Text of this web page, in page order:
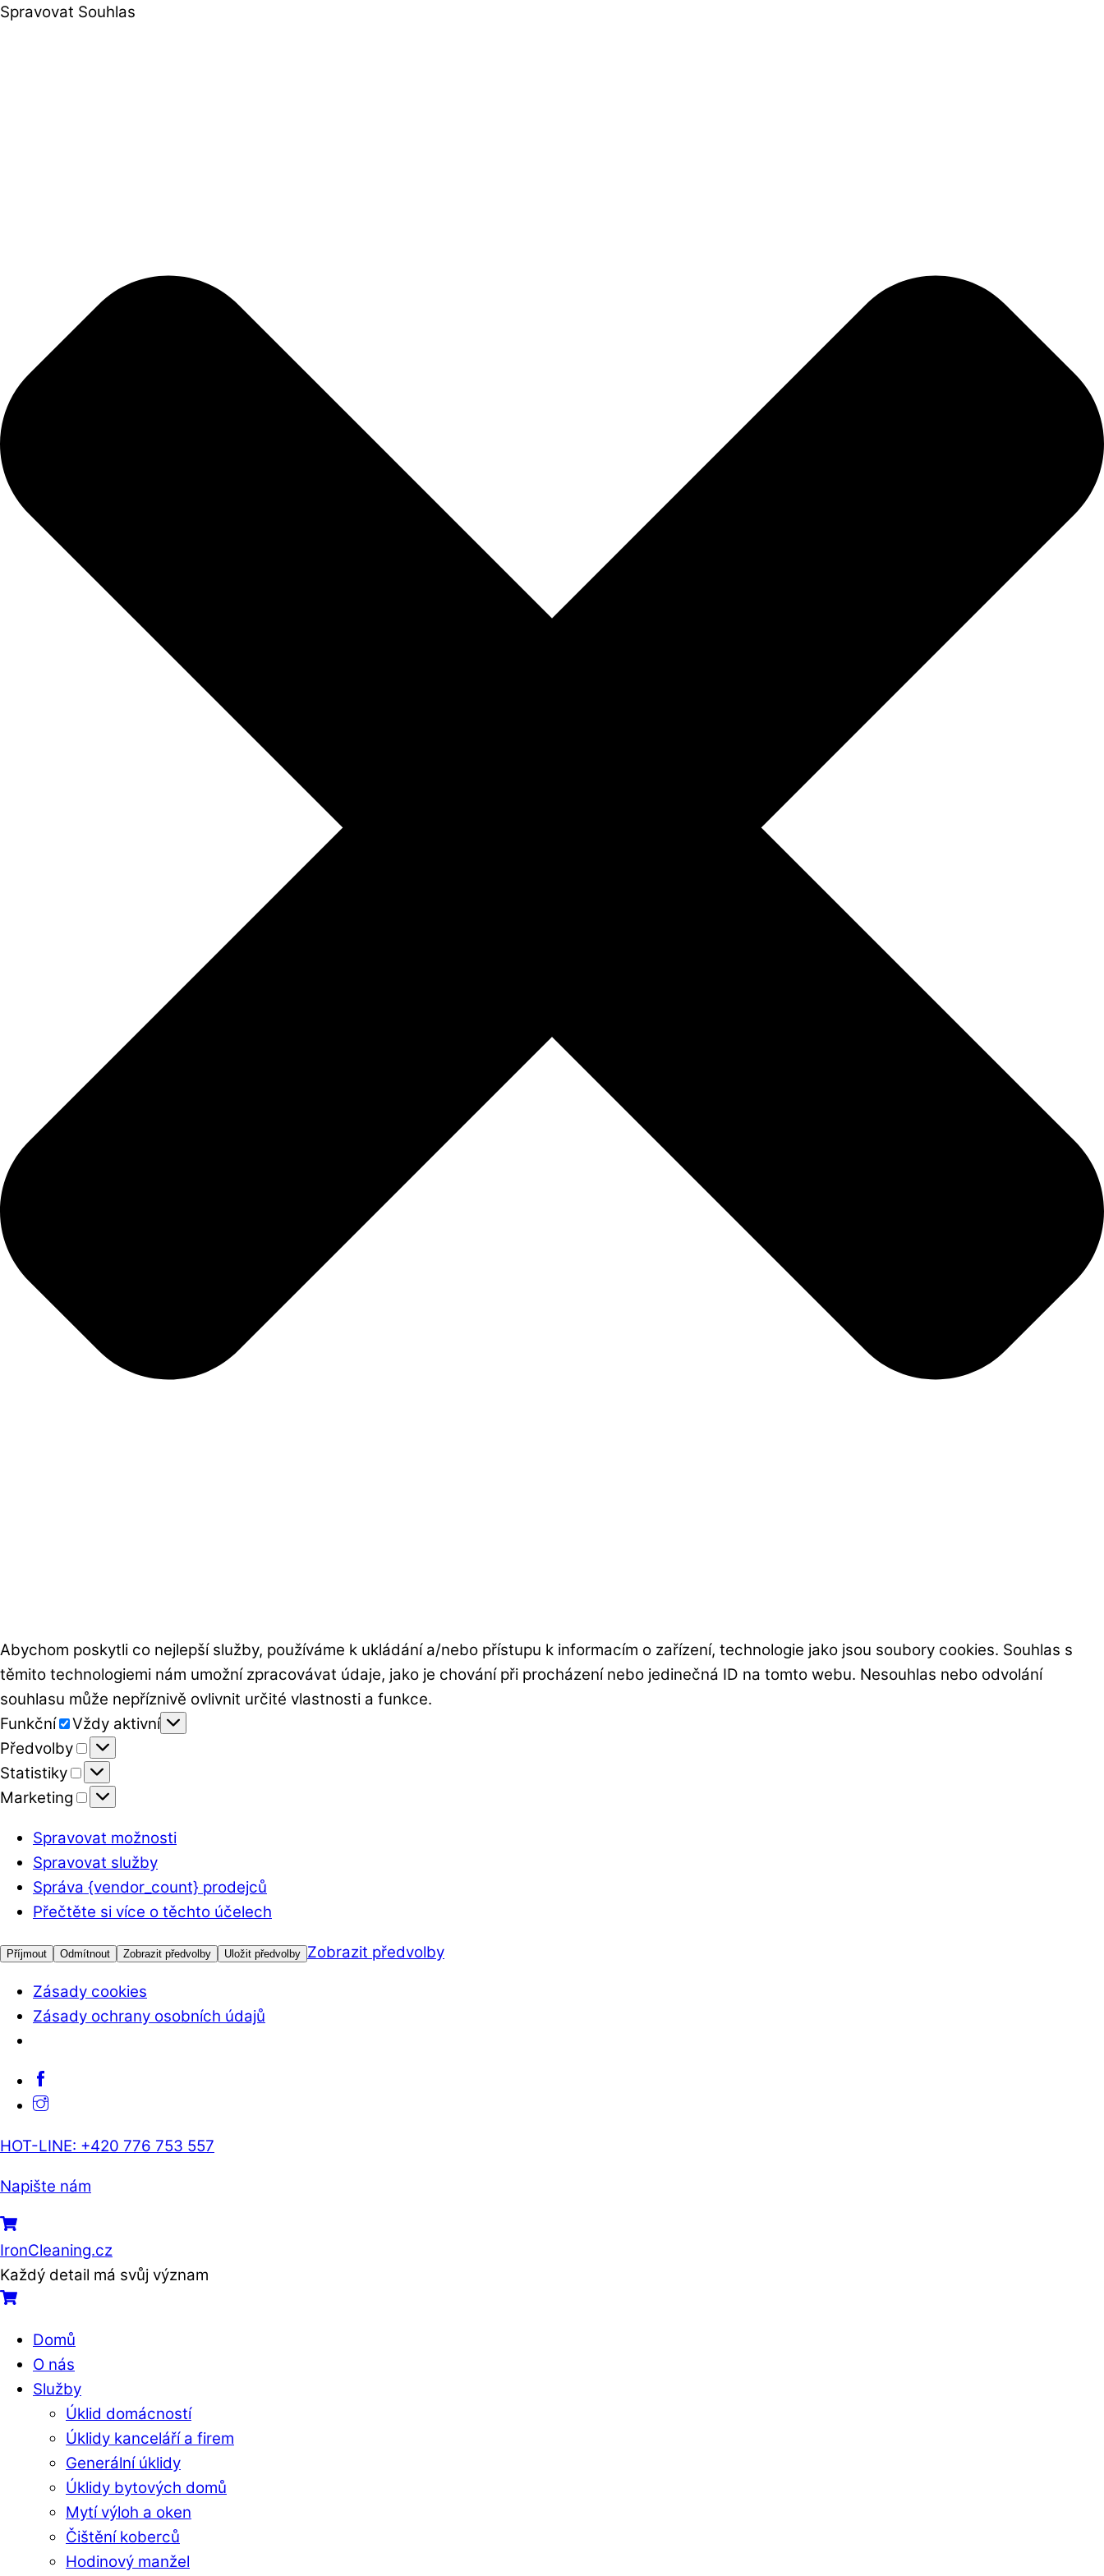
Spravovat Souhlas
Abychom poskytli co nejlepší služby, používáme k ukládání a/nebo přístupu k informacím o zařízení, technologie jako jsou soubory cookies. Souhlas s
těmito technologiemi nám umožní zpracovávat údaje, jako je chování při procházení nebo jedinečná ID na tomto webu. Nesouhlas nebo odvolání
souhlasu může nepříznivě ovlivnit určité vlastnosti a funkce.
Funkční
Funkční
Vždy aktivní
Předvolby
Předvolby
Statistiky
Statistiky
Marketing
Marketing
Spravovat možnosti
Spravovat služby
Správa {vendor_count} prodejců
Přečtěte si více o těchto účelech
Příjmout Odmítnout Zobrazit předvolby Uložit předvolby Zobrazit předvolby
Zásady cookies
Zásady ochrany osobních údajů
Skip
Instagram
HOT-LINE: +420 776 753 557
Napište nám
Menu
Cart
IronCleaning.cz
Každý detail má svůj význam
Cart
Domů
O nás
Služby
Úklid domácností
Úklidy kanceláří a firem
Generální úklidy
Úklidy bytových domů
Mytí výloh a oken
Čištění koberců
Hodinový manžel